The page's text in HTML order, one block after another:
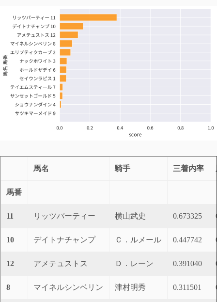
馬名 騎手 三着内率
馬番
11 リッツパーティー 横山武史 0.673325
10 デイトナチャンプ Ｃ．ルメール 0.447742
12 アメテュストス Ｄ．レーン 0.391040
8 マイネルシンベリン 津村明秀 0.311501